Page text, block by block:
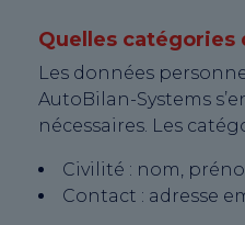
Quelles catégories
Les données
AutoBilan-Systems
nécessaires. Les
Civilité : nom,
Contact : adresse